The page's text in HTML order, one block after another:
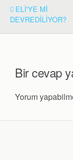
ELİ'YE Mİ
DEVREDİLİYOR?
Bir cevap
Yorum